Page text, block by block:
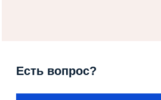
Есть вопрос?